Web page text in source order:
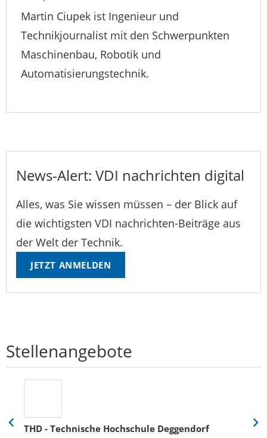
Martin Ciupek ist Ingenieur und
Technikjournalist mit den Schwerpunkten
Maschinenbau, Robotik und
Automatisierungstechnik.
News-Alert: VDI nachrichten digital
Alles, was Sie wissen müssen – der Blick auf
die wichtigsten VDI nachrichten-Beiträge aus
der Welt der Technik.
JETZT ANMELDEN
Stellenangebote
THD - Technische Hochschule Deggendorf
Eine
Eine